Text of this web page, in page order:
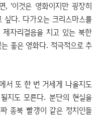
, '이것은 영화이지만 굉장히
다. 다가오는 크리스마스를
자리걸음을 치고 있는 북한
좋은 영화다. 적극적으로 추
서 또 한 번 거세게 나올지도
지도 모른다. 분단의 현실을
종북 빨갱이 같은 정치인들